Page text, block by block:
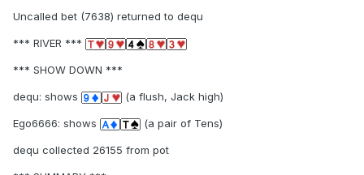
Uncalled bet (7638) returned to dequ
*** RIVER ***
*** SHOW DOWN ***
dequ: shows (a flush, Jack high)
Ego6666: shows (a pair of Tens)
dequ collected 26155 from pot